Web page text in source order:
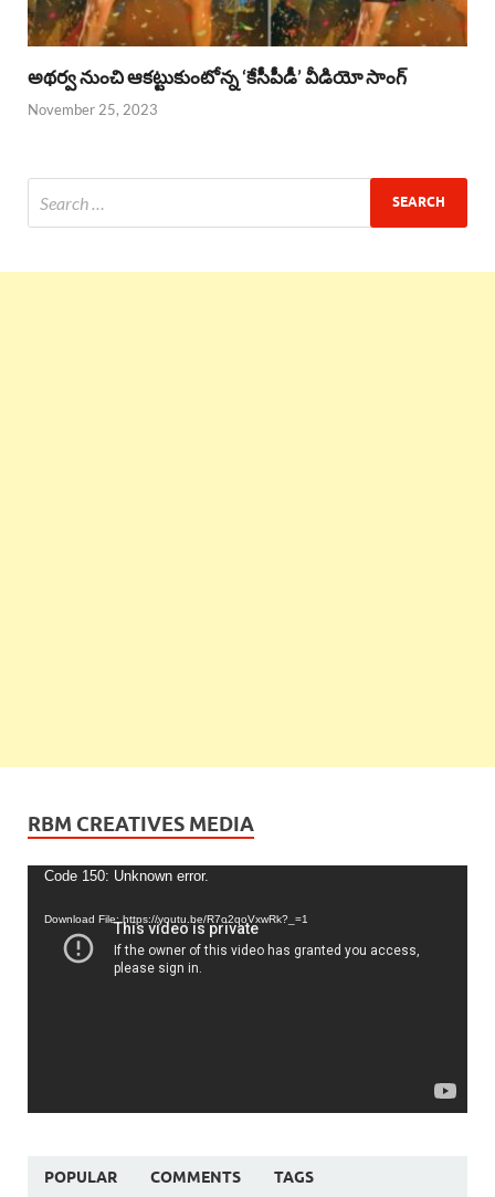
అథర్వ నుంచి ఆకట్టుకుంటోన్న ‘కేసీపీడీ’ వీడియో సాంగ్
November 25, 2023
RBM CREATIVES MEDIA
Video
Code 150: Unknown error.
Download File: https://youtu.be/R7o2qoVxwRk?_=1
POPULAR COMMENTS TAGS